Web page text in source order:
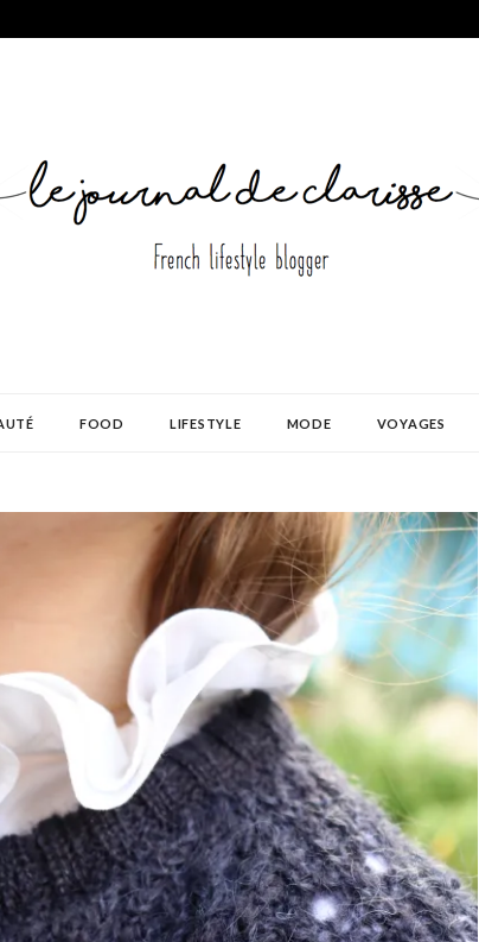
FOOD LIFESTYLE MODE VOYAGES